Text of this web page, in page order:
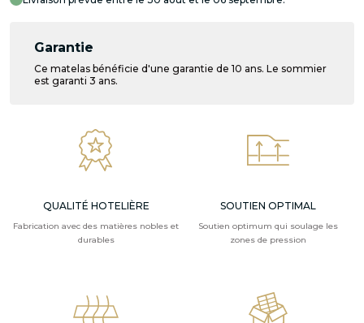
Garantie
Ce matelas bénéficie d'une garantie de 10 ans. Le sommier
est garanti 3 ans.
QUALITÉ HOTELIÈRE
Fabrication avec des matières nobles et
durables
SOUTIEN OPTIMAL
Soutien optimum qui soulage les
zones de pression